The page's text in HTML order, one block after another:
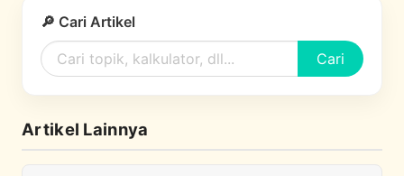
🔎 Cari Artikel
Cari
Artikel Lainnya